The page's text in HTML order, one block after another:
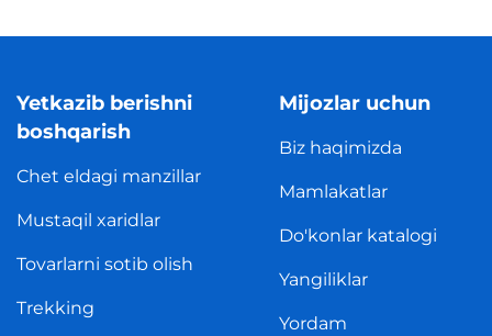
Yetkazib berishni
boshqarish
Chet eldagi manzillar
Mustaqil xaridlar
Tovarlarni sotib olish
Trekking
Mijozlar uchun
Biz haqimizda
Mamlakatlar
Do'konlar katalogi
Yangiliklar
Yordam